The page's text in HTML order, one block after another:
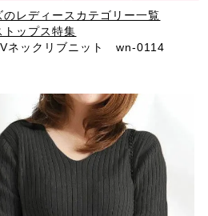
のレディースカテゴリー一覧
トップス特集
ネックリブニット wn-0114